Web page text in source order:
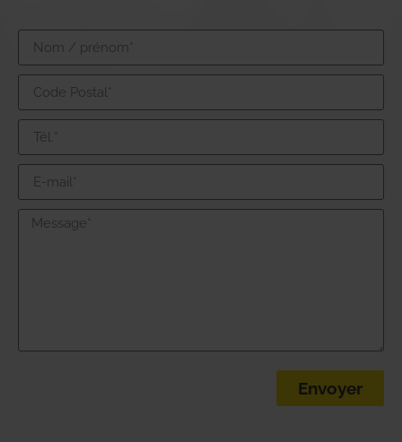
Envoyer